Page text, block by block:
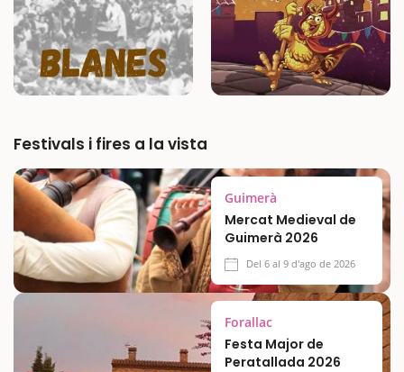
Festivals i fires a la vista
Guimerà
Mercat Medieval de
Guimerà 2026
Del 6 al 9 d'ago de 2026
Forallac
Festa Major de
Peratallada 2026